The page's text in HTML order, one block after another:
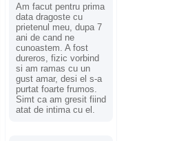
Am facut pentru prima
data dragoste cu
prietenul meu, dupa 7
ani de cand ne
cunoastem. A fost
dureros, fizic vorbind
si am ramas cu un
gust amar, desi el s-a
purtat foarte frumos.
Simt ca am gresit fiind
atat de intima cu el.